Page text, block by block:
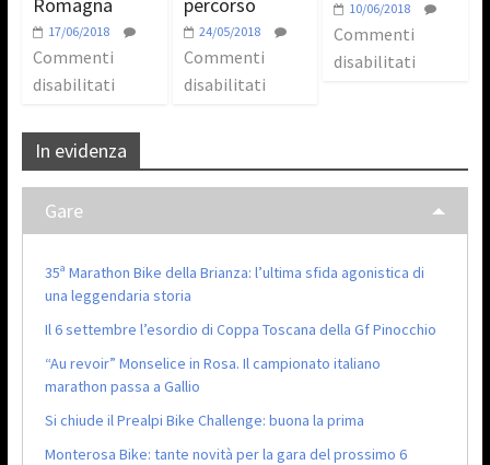
17/06/2018
Commenti
disabilitati
24/05/2018
Commenti
disabilitati
10/06/2018
Commenti
disabilitati
In evidenza
Gare
35ª Marathon Bike della Brianza: l’ultima sfida agonistica di
una leggendaria storia
Il 6 settembre l’esordio di Coppa Toscana della Gf Pinocchio
“Au revoir” Monselice in Rosa. Il campionato italiano
marathon passa a Gallio
Si chiude il Prealpi Bike Challenge: buona la prima
Monterosa Bike: tante novità per la gara del prossimo 6